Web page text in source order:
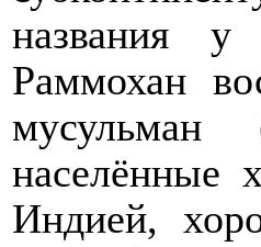
названия
Раммохан
мусульман
населённые
Индией,